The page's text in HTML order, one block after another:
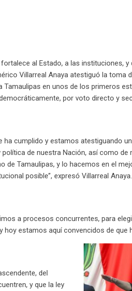
l
al Estado, a las instituciones, y
Villarreal Anaya atestiguó la toma
en unos de los primeros
por voto directo y
ha cumplido y estamos atestiguando
política de nuestra Nación, así como
de Tamaulipas, y lo hacemos en el
posible”, expresó Villarreal Anaya.
a procesos concurrentes, para
estamos aquí convencidos de que
del
y que la ley